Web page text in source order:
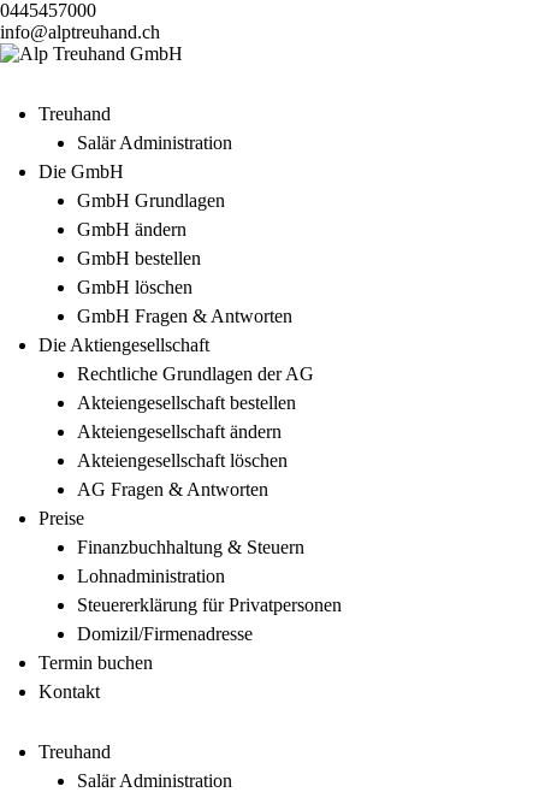
0445457000
info@alptreuhand.ch
Treuhand
Salär Administration
Die GmbH
GmbH Grundlagen
GmbH ändern
GmbH bestellen
GmbH löschen
GmbH Fragen & Antworten
Die Aktiengesellschaft
Rechtliche Grundlagen der AG
Akteiengesellschaft bestellen
Akteiengesellschaft ändern
Akteiengesellschaft löschen
AG Fragen & Antworten
Preise
Finanzbuchhaltung & Steuern
Lohnadministration
Steuererklärung für Privatpersonen
Domizil/Firmenadresse
Termin buchen
Kontakt
Treuhand
Salär Administration